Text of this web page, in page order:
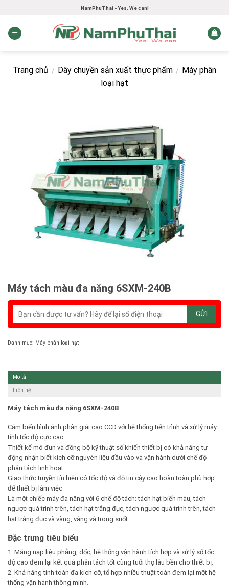
content
NamPhuThai - Yes. We can!
Trang chủ / Dây chuyền sản xuất thực phẩm / Máy phân
loại hạt
Máy tách màu đa năng 6SXM-240B
Danh mục: Máy phân loại hạt
Mô tả
Liên hệ
Máy tách màu đa năng 6SXM-240B
Cảm biến hình ảnh phân giải cao CCD với hệ thống tiến trình và xử lý máy
tính tốc độ cực cao.
Thiết kế mô đun và đồng bộ kỹ thuật số khiến thiết bị có khả năng tự
động nhận biết kích cỡ nguyên liệu đầu vào và vận hành dưới chế độ
phân tách linh hoạt.
Giao thức truyền tín hiệu có tốc độ và độ tin cậy cao hoàn toàn phù hợp
để thiết bị làm việc
Là một chiếc máy đa năng với 6 chế độ tách: tách hạt biến màu, tách
ngược quá trình trên, tách hạt trắng đục, tách ngược quá trình trên, tách
hạt trắng đục và vàng, vàng và trong suốt.
Đặc trưng tiêu biểu
1. Máng nạp liệu phẳng, dốc, hệ thống vận hành tích hợp và xử lý số tốc
độ cao đem lại kết quả phân tách tốt cùng tuổi thọ lâu bền cho thiết bị.
2. Khả năng tính toán đa kích cỡ, tổ hợp nhiều thuật toán đem lại một hệ
thống vận hành thông minh.